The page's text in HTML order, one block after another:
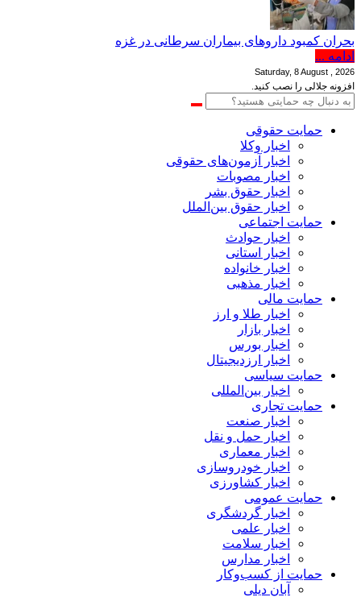
بحران کمبود دارو‌های بیماران سرطانی در غزه
ادامه ...
Saturday, 8 August , 2026
افزونه جلالی را نصب کنید.
حمایت حقوقی
اخبار وکلا
اخبار آزمون‌های حقوقی
اخبار مصوبات
اخبار حقوق بشر
اخبار حقوق بین‌الملل
حمایت اجتماعی
اخبار حوادث
اخبار استانی
اخبار خانواده
اخبار مذهبی
حمایت مالی
اخبار طلا و ارز
اخبار بازار
اخبار بورس
اخبار ارزدیجیتال
حمایت سیاسی
اخبار بین‌المللی
حمایت تجاری
اخبار صنعت
اخبار حمل و نقل
اخبار معماری
اخبار خودروسازی
اخبار کشاورزی
حمایت عمومی
اخبار گردشگری
اخبار علمی
اخبار سلامت
اخبار مدارس
حمایت از کسب‌وکار
آبان دیلی